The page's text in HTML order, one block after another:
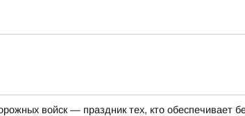
войск — праздник тех, кто обеспечивает